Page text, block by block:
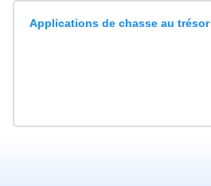
Applications de chasse au trésor